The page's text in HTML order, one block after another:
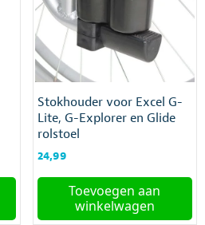
variaties.
Deze
optie
kan
gekozen
op
de
productpagina
Stokhouder voor Excel G-
Lite, G-Explorer en Glide
rolstoel
24,99
Toevoegen aan
winkelwagen